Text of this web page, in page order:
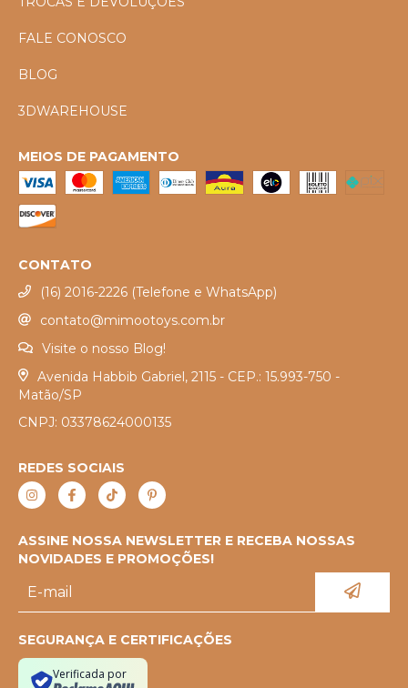
FALE CONOSCO
BLOG
3DWAREHOUSE
MEIOS DE PAGAMENTO
CONTATO
(16) 2016-2226 (Telefone e WhatsApp)
contato@mimootoys.com.br
Visite o nosso Blog!
Avenida Habbib Gabriel, 2115 - CEP.: 15.993-750 -
Matão/SP
CNPJ: 03378624000135
REDES SOCIAIS
ASSINE NOSSA NEWSLETTER E RECEBA NOSSAS
NOVIDADES E PROMOÇÕES!
SEGURANÇA E CERTIFICAÇÕES
Verificada por